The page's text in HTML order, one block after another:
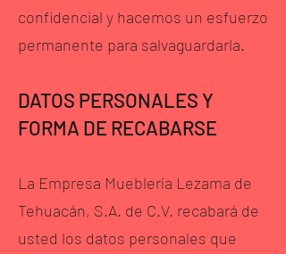
confidencial y hacemos un esfuerzo
permanente para salvaguardarla.
DATOS PERSONALES Y
FORMA DE RECABARSE
La Empresa Mueblería Lezama de
Tehuacán, S.A. de C.V. recabará de
usted los datos personales que